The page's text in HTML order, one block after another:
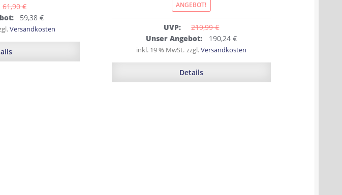
61,90 €
59,38€Aktueller
Preis
ist:
Versandkosten
ANGEBOT!
UVP: 219,99 €
Ursprünglicher
Preis
war:
Unser Angebot: 190,24 €Aktueller
Preis
ist:
inkl. 19 % MwSt. zzgl.Versandkosten
Details